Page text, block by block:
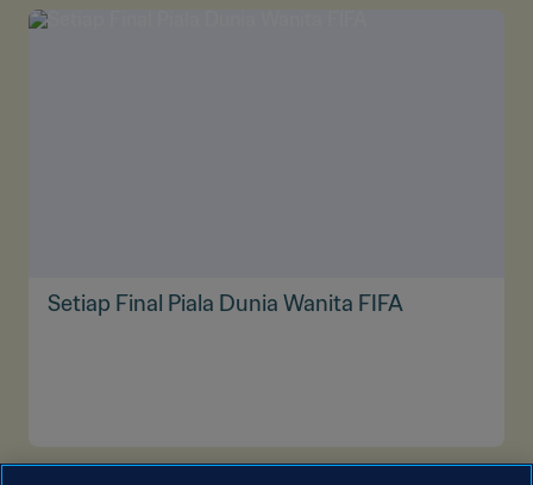
Setiap Final Piala Dunia Wanita FIFA